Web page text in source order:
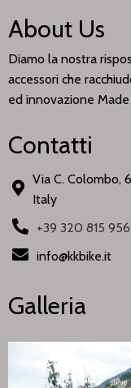
About Us
Diamo la nostra
accessori che
ed innovazione
Contatti
Via C. Colombo,
Italy
+39 320 815
info@kkbike.it
Galleria